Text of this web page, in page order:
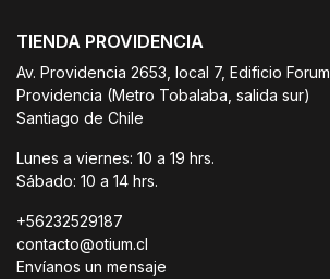
TIENDA PROVIDENCIA
Av. Providencia 2653, local 7, Edificio Forum
Providencia (Metro Tobalaba, salida sur)
Santiago de Chile
Lunes a viernes: 10 a 19 hrs.
Sábado: 10 a 14 hrs.
+56232529187
contacto@otium.cl
Envíanos un mensaje